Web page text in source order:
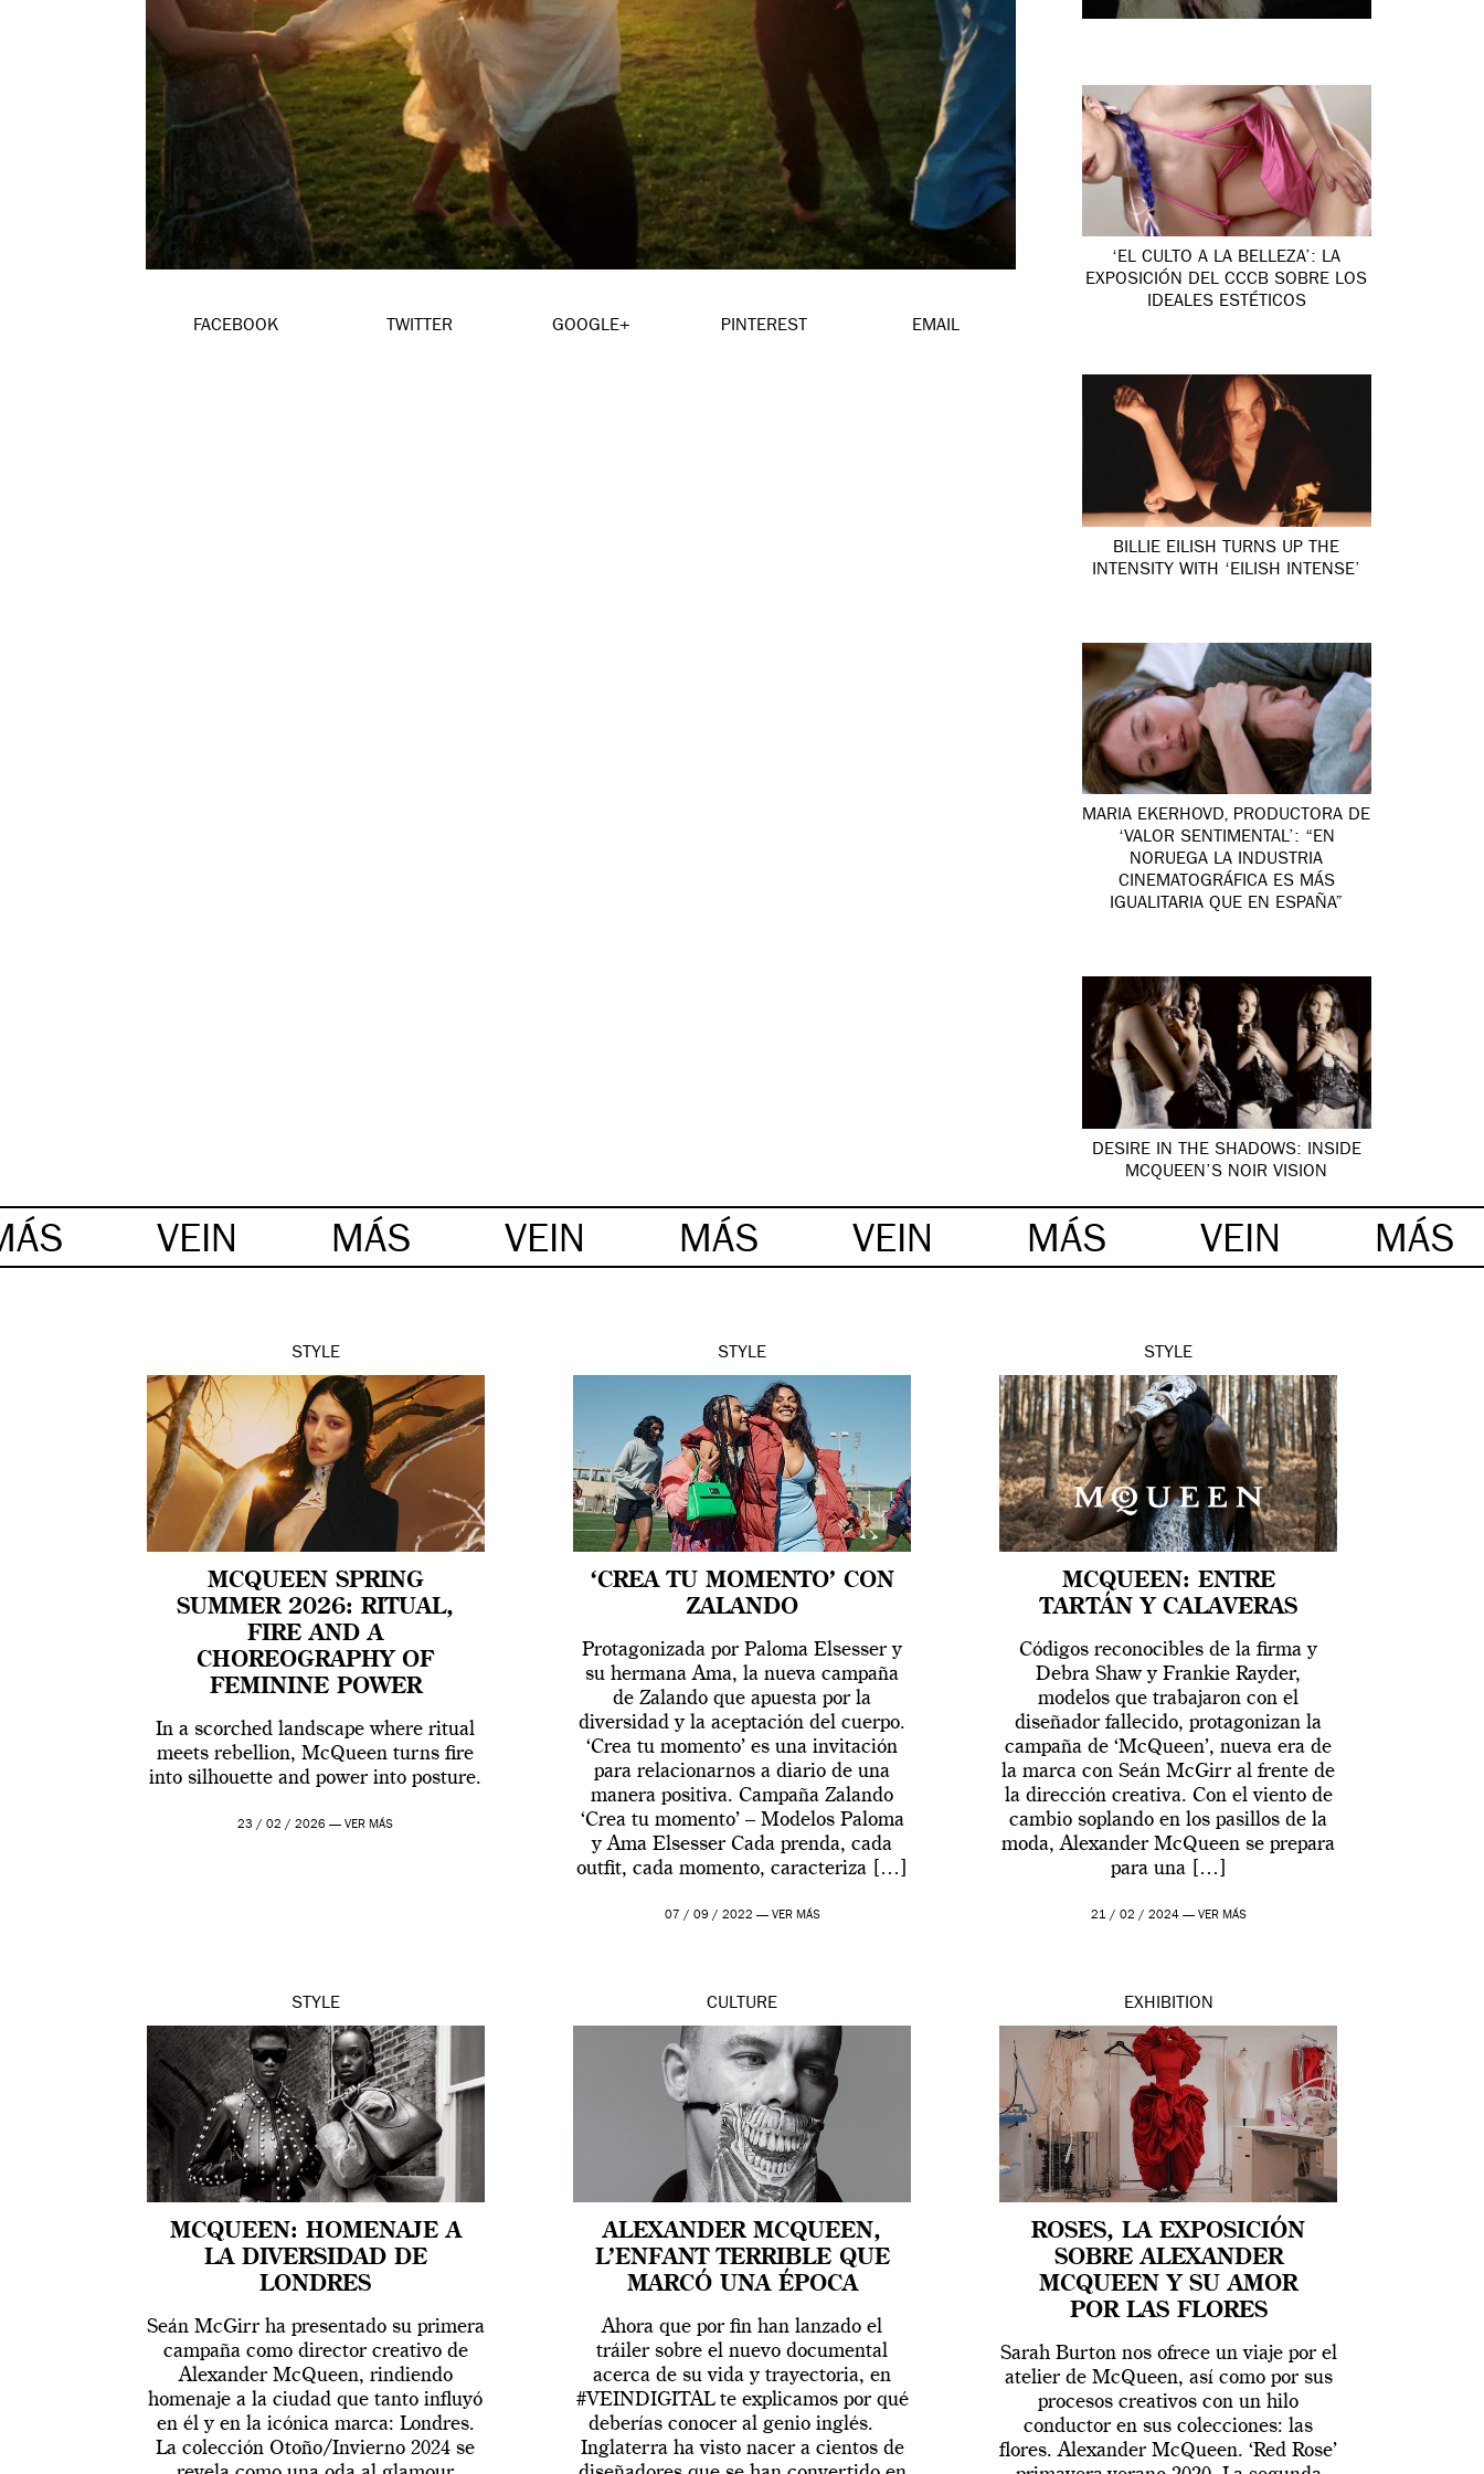
FACEBOOK TWITTER GOOGLE+ PINTEREST EMAIL
‘EL CULTO A LA BELLEZA’: LA
EXPOSICIÓN DEL CCCB SOBRE LOS
IDEALES ESTÉTICOS
BILLIE EILISH TURNS UP THE
INTENSITY WITH ‘EILISH INTENSE’
MARIA EKERHOVD, PRODUCTORA DE
‘VALOR SENTIMENTAL’: “EN
NORUEGA LA INDUSTRIA
CINEMATOGRÁFICA ES MÁS
IGUALITARIA QUE EN ESPAÑA”
DESIRE IN THE SHADOWS: INSIDE
MCQUEEN’S NOIR VISION
VEIN MÁS VEIN MÁS VEIN MÁS VEIN MÁS
STYLE
MCQUEEN SPRING
SUMMER 2026: RITUAL,
FIRE AND A
CHOREOGRAPHY OF
FEMININE POWER
In a scorched landscape where ritual
meets rebellion, McQueen turns fire
into silhouette and power into posture.
23 / 02 / 2026 —VER MÁS
STYLE
‘CREA TU MOMENTO’ CON
ZALANDO
Protagonizada por Paloma Elsesser y
su hermana Ama, la nueva campaña
de Zalando que apuesta por la
diversidad y la aceptación del cuerpo.
‘Crea tu momento’ es una invitación
para relacionarnos a diario de una
manera positiva. Campaña Zalando
‘Crea tu momento’ – Modelos Paloma
y Ama Elsesser Cada prenda, cada
outfit, cada momento, caracteriza […]
07 / 09 / 2022 — VER MÁS
STYLE
MCQUEEN: ENTRE
TARTÁN Y CALAVERAS
Códigos reconocibles de la firma y
Debra Shaw y Frankie Rayder,
modelos que trabajaron con el
diseñador fallecido, protagonizan la
campaña de ‘McQueen’, nueva era de
la marca con Seán McGirr al frente de
la dirección creativa. Con el viento de
cambio soplando en los pasillos de la
moda, Alexander McQueen se prepara
para una […]
21 / 02 / 2024 — VER MÁS
STYLE
MCQUEEN: HOMENAJE A
LA DIVERSIDAD DE
LONDRES
Seán McGirr ha presentado su primera
campaña como director creativo de
Alexander McQueen, rindiendo
homenaje a la ciudad que tanto influyó
en él y en la icónica marca: Londres.
La colección Otoño/Invierno 2024 se
CULTURE
ALEXANDER MCQUEEN,
L’ENFANT TERRIBLE QUE
MARCÓ UNA ÉPOCA
Ahora que por fin han lanzado el
tráiler sobre el nuevo documental
acerca de su vida y trayectoria, en
#VEINDIGITAL te explicamos por qué
deberías conocer al genio inglés.
Inglaterra ha visto nacer a cientos de
EXHIBITION
ROSES, LA EXPOSICIÓN
SOBRE ALEXANDER
MCQUEEN Y SU AMOR
POR LAS FLORES
Sarah Burton nos ofrece un viaje por el
atelier de McQueen, así como por sus
procesos creativos con un hilo
conductor en sus colecciones: las
flores. Alexander McQueen. ‘Red Rose’